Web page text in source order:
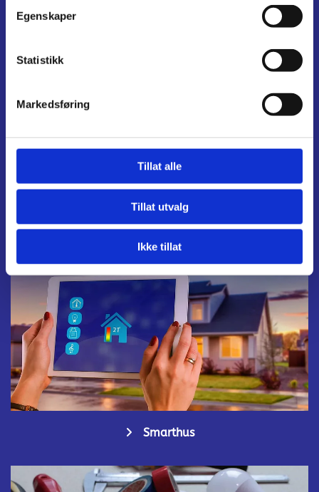
Egenskaper
Statistikk
Markedsføring
Tillat alle
Tillat utvalg
Ikke tillat
Elkontroll
 Smarthus